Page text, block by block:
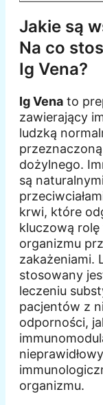
Jakie są
Na co
Ig Vena?
Ig Vena to
zawierający
ludzką
dożylnego.
są
krwi, które
kluczową
organizmu
zakażeniami.
stosowany
leczeniu
pacjentów z
odporności,
organizmu.